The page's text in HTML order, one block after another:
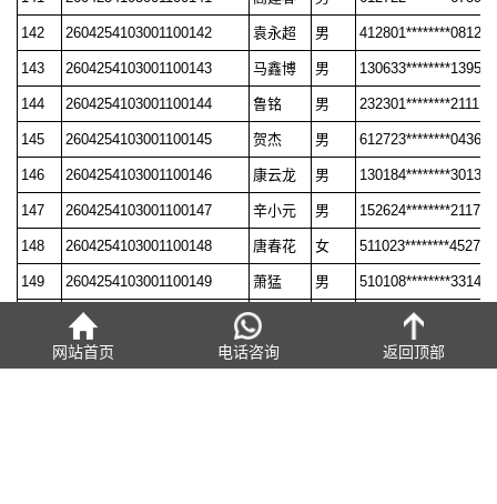
142 2604254103001100142 袁永超 男 412801********0812
143 2604254103001100143 马鑫博 男 130633********1395
144 2604254103001100144 鲁铭 男 232301********2111
145 2604254103001100145 贺杰 男 612723********0436
146 2604254103001100146 康云龙 男 130184********3013
147 2604254103001100147 辛小元 男 152624********2117
148 2604254103001100148 唐春花 女 511023********4527
149 2604254103001100149 萧猛 男 510108********3314
2604254103001100150 刘敏怡 360312********2015
上一篇：2026年4月25日洛阳机车职业教育中心职业技能等级认定
网站首页 电话咨询 返回顶部